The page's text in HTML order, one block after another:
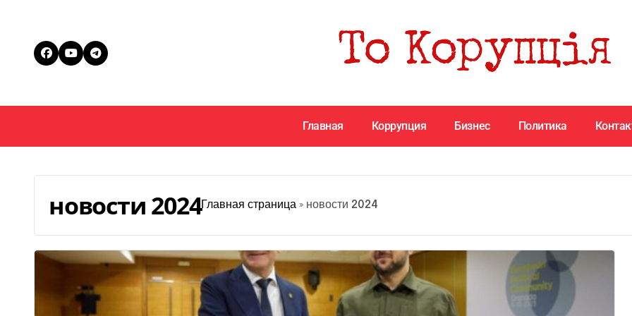
Главная Коррупция Бизнес Политика
новости 2024Главная страница » новости 2024